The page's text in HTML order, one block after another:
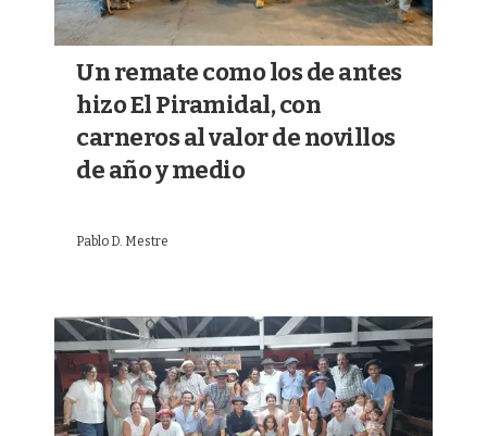
Un remate como los de antes
hizo El Piramidal, con
carneros al valor de novillos
de año y medio
Pablo D. Mestre